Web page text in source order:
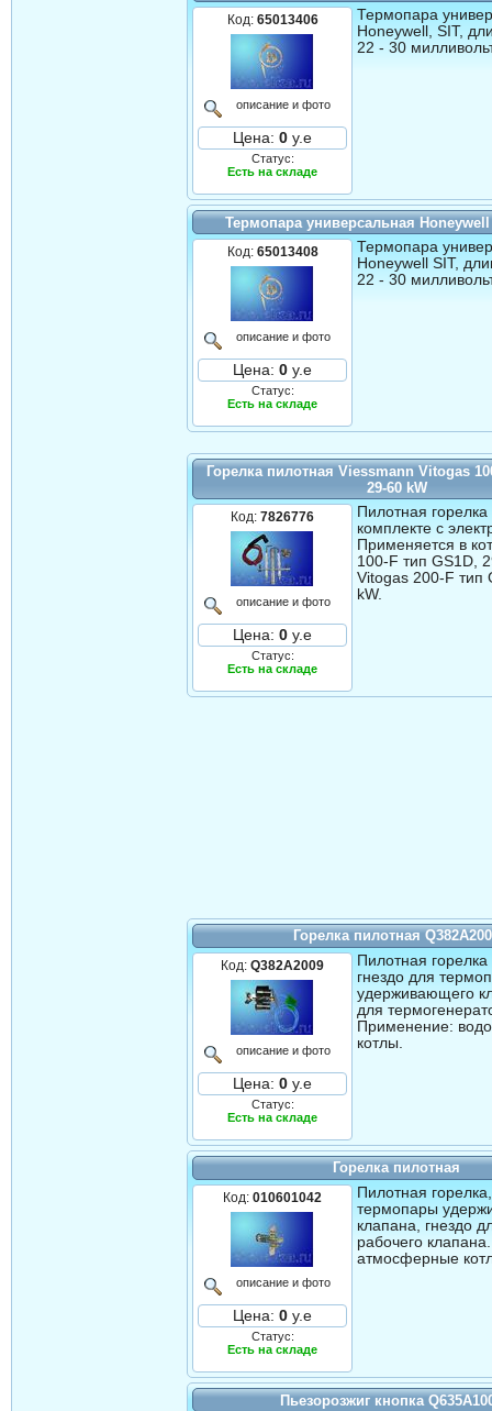
Код: 65013406
описание и фото
Цена: 0 у.е
Статус:
Есть на складе
Термопара
Honeywell, SIT,
22 - 30
Термопара универсальная
Код: 65013408
описание и фото
Цена: 0 у.е
Статус:
Есть на складе
Термопара
Honeywell SIT,
22 - 30
Горелка пилотная Viessmann Vitogas
29-60 kW
Код:7826776
описание и фото
Цена: 0 у.е
Статус:
Есть на складе
Пилотная
комплекте c
Применяется в
100-F тип GS1D,
Vitogas 200-F тип
kW.
Горелка пилотная
Код:Q382A2009
описание и фото
Цена: 0 у.е
Статус:
Есть на складе
Пилотная
гнездо для
удерживающего
для
Применение:
котлы.
Горелка пилотная
Код:010601042
описание и фото
Цена: 0 у.е
Статус:
Есть на складе
Пилотная
термопары
клапана, гнездо
рабочего
атмосферные
Пьезорозжиг кнопка